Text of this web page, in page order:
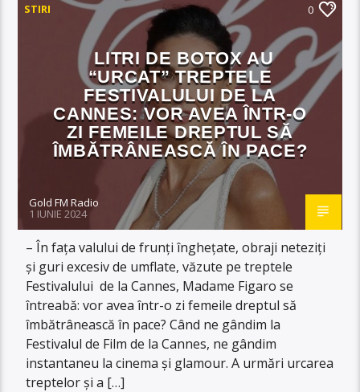
STIRI 0
LITRI DE BOTOX AU
“URCAT” TREPTELE
FESTIVALULUI DE LA
CANNES: VOR AVEA ÎNTR-O
ZI FEMEILE DREPTUL SĂ
ÎMBĂTRÂNEASCĂ ÎN PACE?
Gold FM Radio
1 IUNIE 2024
– În fața valului de frunți înghețate, obraji neteziți
și guri excesiv de umflate, văzute pe treptele
Festivalului de la Cannes, Madame Figaro se
întreabă: vor avea într-o zi femeile dreptul să
îmbătrânească în pace? Când ne gândim la
Festivalul de Film de la Cannes, ne gândim
instantaneu la cinema și glamour. A urmări urcarea
treptelor și a […]